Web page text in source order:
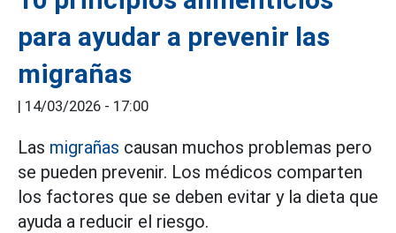
para ayudar a prevenir las
migrañas
| 14/03/2026 - 17:00
Las migrañas causan muchos problemas pero
se pueden prevenir. Los médicos comparten
los factores que se deben evitar y la dieta que
ayuda a reducir el riesgo.